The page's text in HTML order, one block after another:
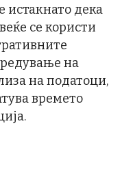
истакнато дека
се користи
на
на податоци,
времето